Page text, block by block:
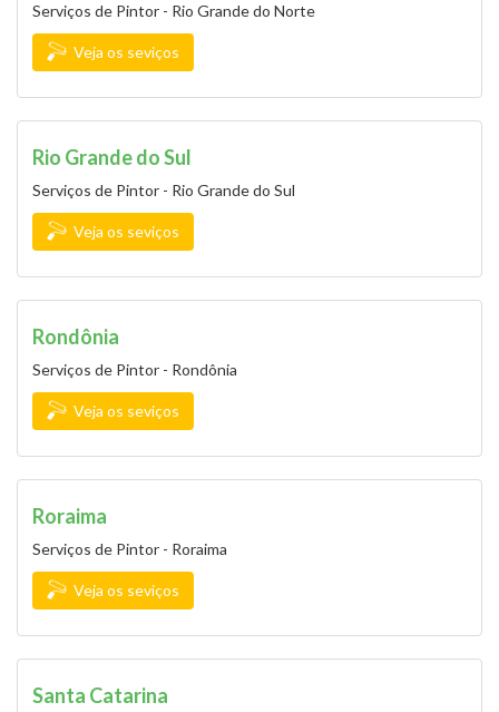
Serviços de Pintor - Rio Grande do Norte
Veja os seviços
Rio Grande do Sul
Serviços de Pintor - Rio Grande do Sul
Veja os seviços
Rondônia
Serviços de Pintor - Rondônia
Veja os seviços
Roraima
Serviços de Pintor - Roraima
Veja os seviços
Santa Catarina